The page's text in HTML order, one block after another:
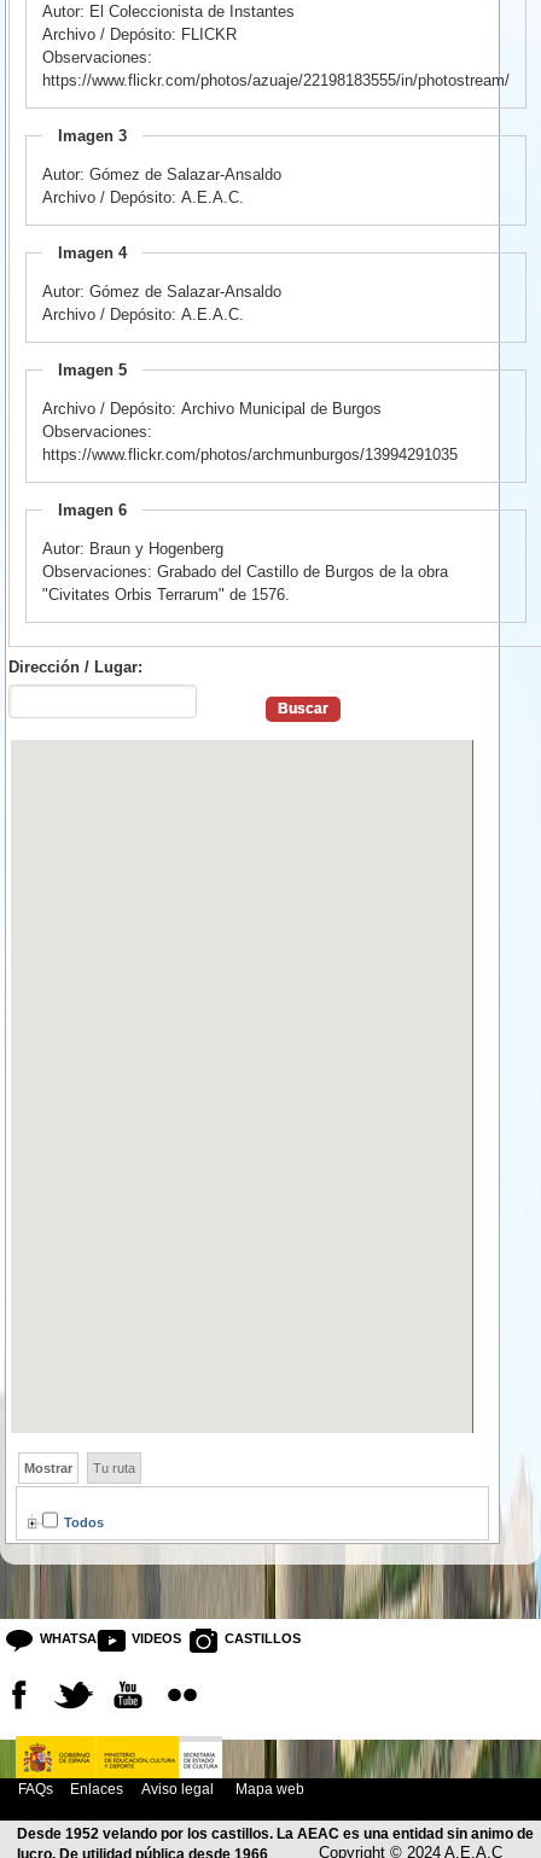
Autor: El Coleccionista de Instantes
Archivo / Depósito: FLICKR
Observaciones:
https://www.flickr.com/photos/azuaje/22198183555/in/photostream/
Imagen 3
Autor: Gómez de Salazar-Ansaldo
Archivo / Depósito: A.E.A.C.
Imagen 4
Autor: Gómez de Salazar-Ansaldo
Archivo / Depósito: A.E.A.C.
Imagen 5
Archivo / Depósito: Archivo Municipal de Burgos
Observaciones:
https://www.flickr.com/photos/archmunburgos/13994291035
Imagen 6
Autor: Braun y Hogenberg
Observaciones: Grabado del Castillo de Burgos de la obra
"Civitates Orbis Terrarum" de 1576.
Dirección / Lugar:
Mostrar Tu ruta
Todos
WHATSAPP VIDEOS CASTILLOS
FAQs Enlaces Aviso legal Mapa web
Desde 1952 velando por los castillos. La AEAC es una entidad sin animo de
lucro. De utilidad pública desde 1966
Copyright © 2024 A.E.A.C